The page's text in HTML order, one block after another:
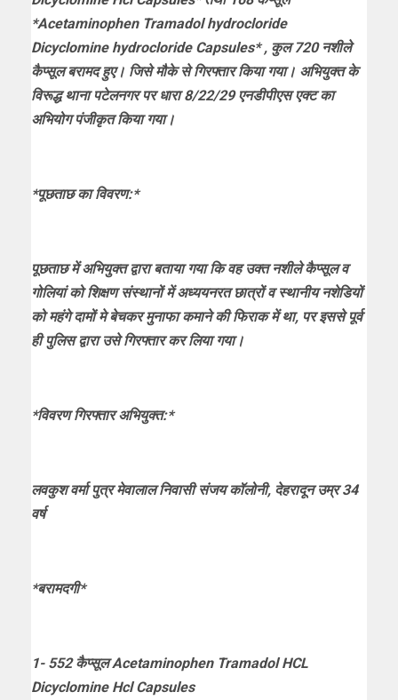
*Acetaminophen Tramadol hydrocloride
Dicyclomine hydrocloride Capsules* , कुल 720 नशीले
कैप्सूल बरामद हुए। जिसे मौके से गिरफ्तार किया गया। अभियुक्त के
विरूद्ध थाना पटेलनगर पर धारा 8/22/29 एनडीपीएस एक्ट का
अभियोग पंजीकृत किया गया।
*पूछताछ का विवरण:*
पूछताछ में अभियुक्त द्वारा बताया गया कि वह उक्त नशीले कैप्सूल व
गोलियां को शिक्षण संस्थानों में अध्ययनरत छात्रों व स्थानीय नशेडियों
को महंगे दामों मे बेचकर मुनाफा कमाने की फिराक में था, पर इससे पूर्व
ही पुलिस द्वारा उसे गिरफ्तार कर लिया गया।
*विवरण गिरफ्तार अभियुक्त:*
लवकुश वर्मा पुत्र मेवालाल निवासी संजय कॉलोनी, देहरादून उम्र 34
वर्ष
*बरामदगी*
1- 552 कैप्सूल Acetaminophen Tramadol HCL
Dicyclomine Hcl Capsules